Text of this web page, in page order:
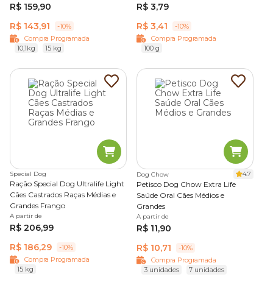
R$ 159,90
R$ 143,91
-10%
Compra Programada
10,1kg
15 kg
R$ 3,79
R$ 3,41
-10%
Compra Programada
100 g
Special Dog
Ração Special Dog Ultralife Light
Cães Castrados Raças Médias e
Grandes Frango
A partir de
R$ 206,99
R$ 186,29
-10%
Compra Programada
15 kg
Dog Chow 4.7
Petisco Dog Chow Extra Life
Saúde Oral Cães Médios e
Grandes
A partir de
R$ 11,90
R$ 10,71
-10%
Compra Programada
3 unidades
7 unidades